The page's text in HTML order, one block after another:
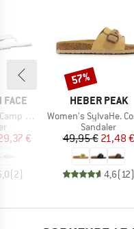
FACE
Mini II
pris
€
(2)
MÆRKE
HEBER PEAK
Artikel
Women's SylvaHe. Cork
Sandaler
Pris
49,95 €Nedsat
21,48 €
4,6(12)
Rabat
57%